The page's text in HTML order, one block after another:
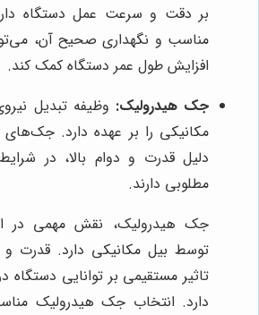
بر دقت و سرعت عمل دستگاه
مناسب و نگهداری صحیح آن،
افزایش طول عمر دستگاه کمک کند.
جک هیدرولیک: وظیفه تبدیل
مکانیکی را بر عهده دارد.
دلیل قدرت و دوام بالا، در
مطلوبی دارند.
جک هیدرولیک، نقش مهمی در
توسط بیل مکانیکی دارد. قدرت
تاثیر مستقیمی بر توانایی دستگاه
دارد. انتخاب جک هیدرولیک